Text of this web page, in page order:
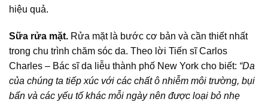
hiệu quả.
Sữa rửa mặt. Rửa mặt là bước cơ bản và cần thiết nhất
trong chu trình chăm sóc da. Theo lời Tiến sĩ Carlos
Charles – Bác sĩ da liễu thành phố New York cho biết: “Da
của chúng ta tiếp xúc với các chất ô nhiễm môi trường, bụi
bẩn và các yếu tố khác mỗi ngày nên được loại bỏ nhẹ